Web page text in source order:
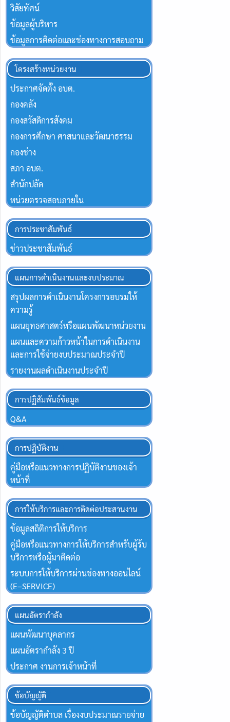
วิสัยทัศน์
ข้อมูลผู้บริหาร
ข้อมูลการติดต่อและช่องทางการสอบถาม
โครงสร้างหน่วยงาน
ประกาศจัดตั้ง อบต.
กองคลัง
กองสวัสดิการสังคม
กองการศึกษา ศาสนาและวัฒนาธรรม
กองช่าง
สภา อบต.
สำนักปลัด
หน่วยตรวจสอบภายใน
การประชาสัมพันธ์
ข่าวประชาสัมพันธ์
แผนการดำเนินงานและงบประมาณ
สรุปผลการดำเนินงานโครงการอบรมให้
ความรู้
แผนยุทธศาสตร์หรือแผนพัฒนาหน่วยงาน
แผนและความก้าวหน้าในการดำเนินงาน
และการใช้จ่ายงบประมาณประจำปี
รายงานผลดำเนินงานประจำปี
การปฏิสัมพันธ์ข้อมูล
Q&A
การปฏิบัติงาน
คู่มือหรือแนวทางการปฏิบัติงานของเจ้า
หน้าที่
การให้บริการและการติดต่อประสานงาน
ข้อมูลสถิติการให้บริการ
คู่มือหรือแนวทางการให้บริการสำหรับผู้ร้บ
บริการหรือผู้มาติดต่อ
ระบบการให้บริการผ่านช่องทางออนไลน์
(E–SERVICE)
แผนอัตรากำลัง
แผนพัฒนาบุคลากร
แผนอัตรากำลัง 3 ปี
ประกาศ งานการเจ้าหน้าที่
ข้อบัญญัติ
ข้อบัญญัติตำบล เรื่องงบประมาณรายจ่าย